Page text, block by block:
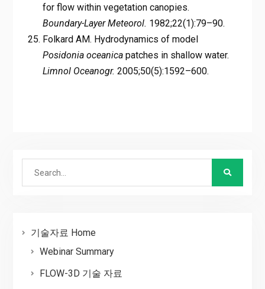
for flow within vegetation canopies.
Boundary-Layer Meteorol. 1982;22(1):79–90.
Folkard AM. Hydrodynamics of model
Posidonia oceanicapatches in shallow water.
Limnol Oceanogr. 2005;50(5):1592–600.
기술자료 Home
Webinar Summary
FLOW-3D 기술 자료